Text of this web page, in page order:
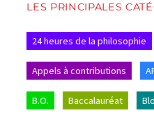
LES PRINCIPALES
24 heures de la philosophie
Appels à contributions
B.O. Baccalauréat